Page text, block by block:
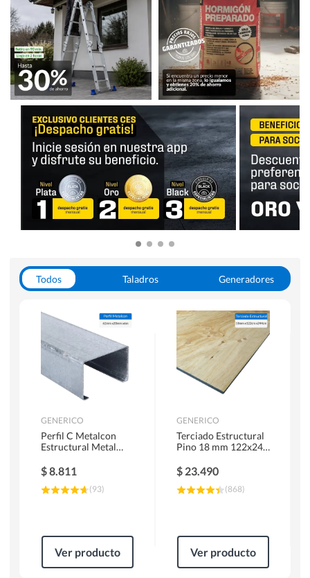
Todos Taladros
Generadores
Herramientas Manuales
Sierras Circulares
GENERICO
Perfil C Metalcon
Estructural Metal
$8.811
(93)
Ver producto
GENERICO
Terciado Estructural
Pino 18 mm 122x244
$ 23.490
(868)
Ver producto